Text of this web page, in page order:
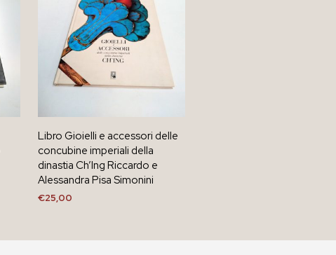
Libro Gioielli e accessori delle
concubine imperiali della
dinastia Ch’Ing Riccardo e
Alessandra Pisa Simonini
€25,00